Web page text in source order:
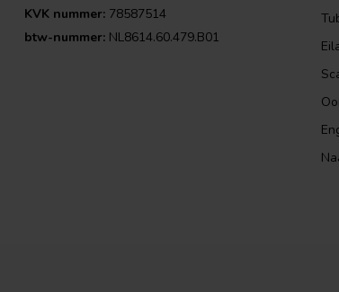
KVK nummer: 78587514
btw-nummer: NL8614.60.479.B01